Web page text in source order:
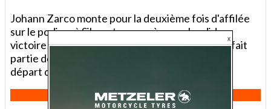
Johann Zarco monte pour la deuxième fois d'affilée
sur le podium à Silverstone après sa splendide
victoire au Mans sur sa Honda-LCR. Le cannois fait
partie des pilotes à avoir bien négocié le second
départ du GP de Grande-Bretagne 2025.
Inscription Newsletter MNC